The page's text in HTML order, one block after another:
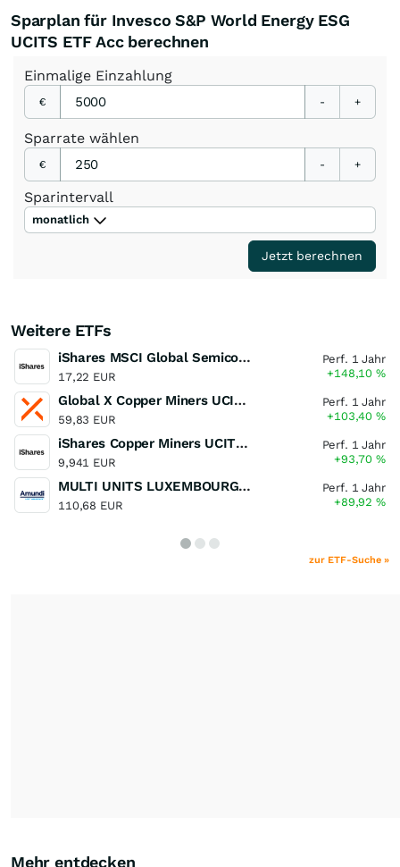
Sparplan für Invesco S&P World Energy ESG
UCITS ETF Acc berechnen
Einmalige Einzahlung
€ - +
Sparrate wählen
€ - +
Sparintervall
monatlich
Jetzt berechnen
Weitere ETFs
iShares MSCI Global Semiconductors UCITS ETF USD (Acc)
17,22 EUR
Perf. 1 Jahr
+148,10%
Global X Copper Miners UCITS ETF USD Acc
59,83 EUR
Perf. 1 Jahr
+103,40%
iShares Copper Miners UCITS ETF
9,941 EUR
Perf. 1 Jahr
+93,70%
MULTI UNITS LUXEMBOURG - Lyxor MSCI Semiconductors ESG Filtered
110,68 EUR
Perf. 1 Jahr
+89,92%
zur ETF-Suche »
Mehr entdecken